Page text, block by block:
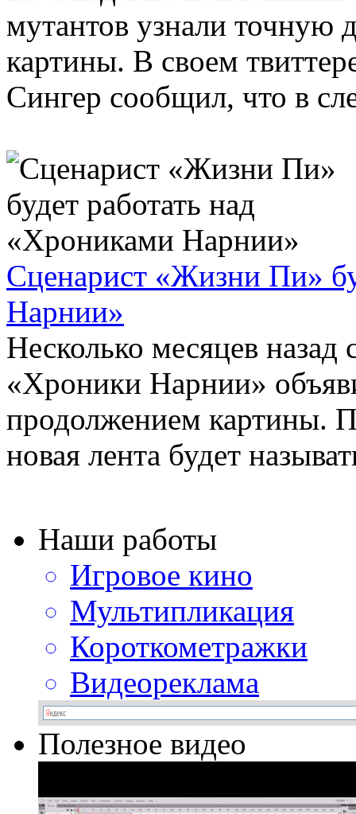
мутантов узнали точную
картины. В своем
Сингер сообщил, что в
Сценарист «Жизни Пи»
Нарнии»
Несколько месяцев назад
«Хроники Нарнии»
продолжением картины.
новая лента будет
Наши работы
Игровое кино
Мультипликация
Короткометражки
Видеореклама
Полезное видео